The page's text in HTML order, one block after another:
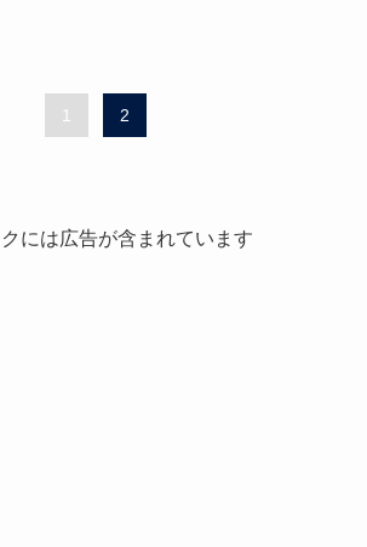
1 2
には広告が含まれています